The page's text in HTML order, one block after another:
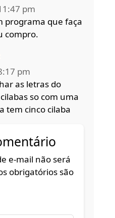
pm
programa que faça
compro.
pm
as letras do
so com uma
tem cinco cilaba
e-mail não será
obrigatórios são